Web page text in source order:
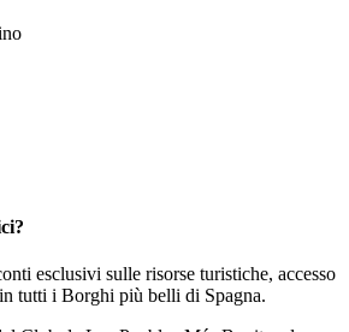
esclusivi sulle risorse turistiche, accesso
tutti i Borghi più belli di Spagna.